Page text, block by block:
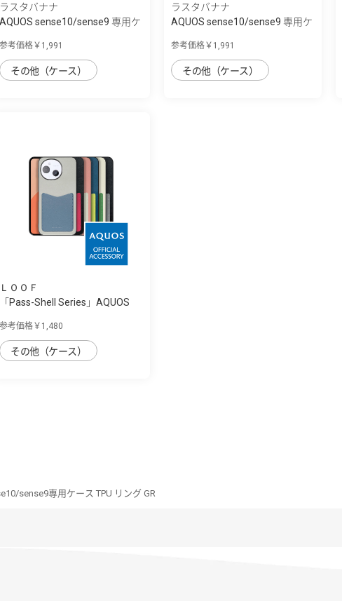
ラスタバナナ
AQUOS sense10/sense9 専用ケ
参考価格￥1,991
その他（ケース）
ラスタバナナ
AQUOS sense10/sense9 専用ケ
参考価格￥1,991
その他（ケース）
ＬＯＯＦ
「Pass-Shell Series」AQUOS
参考価格￥1,480
その他（ケース）
sense9専用ケース TPU リング GR